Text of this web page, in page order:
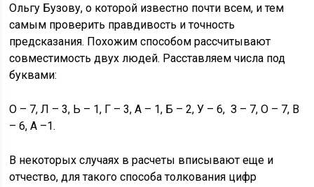
Ольгу Бузову, о которой известно почти всем, и тем
самым проверить правдивость и точность
предсказания. Похожим способом рассчитывают
совместимость двух людей. Расставляем числа под
буквами:
О – 7, Л – 3, Ь – 1, Г – 3, А – 1, Б – 2, У – 6, З – 7, О – 7, В
– 6, А –1.
В некоторых случаях в расчеты вписывают еще и
отчество, для такого способа толкования цифр